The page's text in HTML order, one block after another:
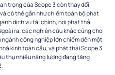
trọng của Scope 3 còn thay đổi
có thể gần như chiếm toàn bộ phát
dịch vụ tài chính, nơi phát thải
ra, các nghiên cứu khác cũng cho
công nghiệp lớn chiếm đến một
kính toàn cầu, và phát thải Scope 3
thụ nhiều năng lượng đang tăng